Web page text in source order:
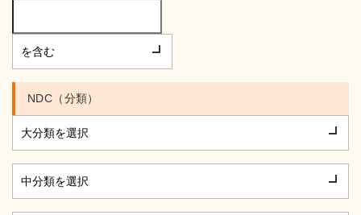
NDC（分類）